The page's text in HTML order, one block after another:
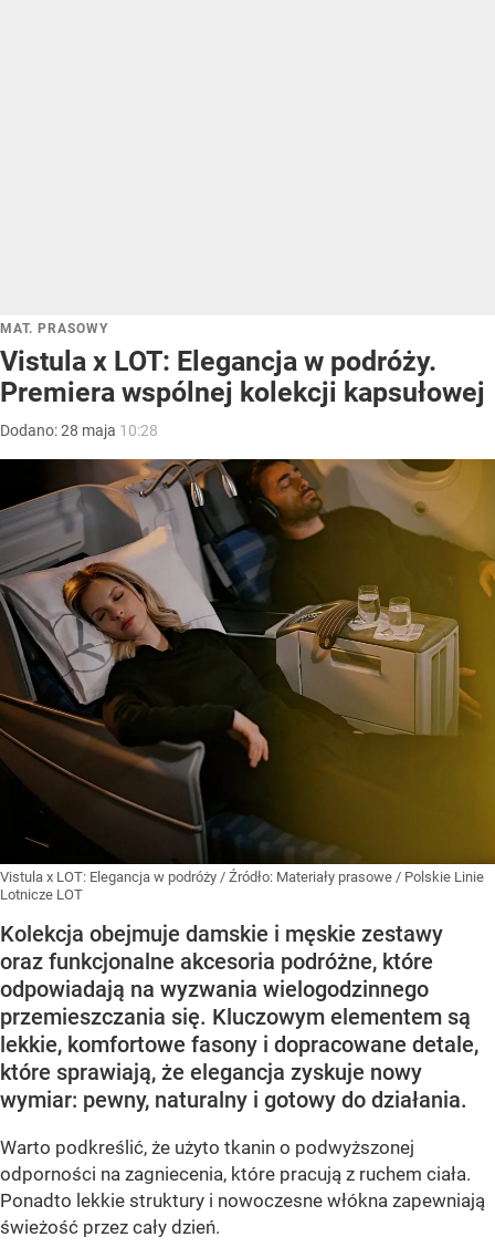
MAT. PRASOWY
Vistula x LOT: Elegancja w podróży.
Premiera wspólnej kolekcji kapsułowej
Dodano:28 maja 10:28
Vistula x LOT: Elegancja w podróży / Źródło: Materiały prasowe / Polskie Linie
Lotnicze LOT
Kolekcja obejmuje damskie i męskie zestawy
oraz funkcjonalne akcesoria podróżne, które
odpowiadają na wyzwania wielogodzinnego
przemieszczania się. Kluczowym elementem są
lekkie, komfortowe fasony i dopracowane detale,
które sprawiają, że elegancja zyskuje nowy
wymiar: pewny, naturalny i gotowy do działania.
Warto podkreślić, że użyto tkanin o podwyższonej
odporności na zagniecenia, które pracują z ruchem ciała.
Ponadto lekkie struktury i nowoczesne włókna zapewniają
świeżość przez cały dzień.